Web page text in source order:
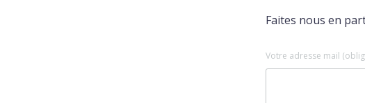
Faites nous en
Votre adresse mail